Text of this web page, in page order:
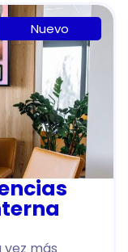
Nuevo